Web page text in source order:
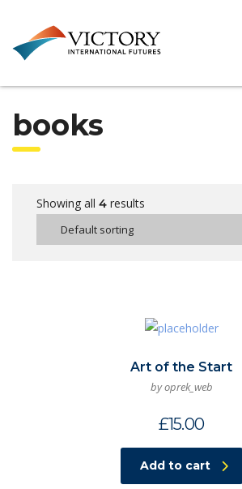
books
Showing all 4 results
Default sorting
Art of the Start
by oprek_web
£15.00
Add to cart